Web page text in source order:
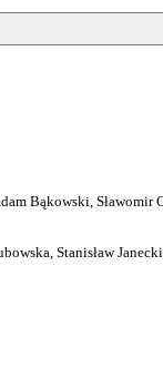
Bąkowski, Sławomir
Stanisław